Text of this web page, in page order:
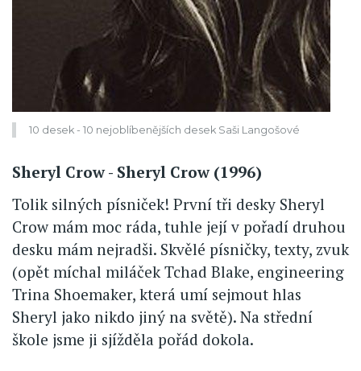
10 desek - 10 nejoblíbenějších desek Saši Langošové
Sheryl Crow - Sheryl Crow (1996)
Tolik silných písniček! První tři desky Sheryl
Crow mám moc ráda, tuhle její v pořadí druhou
desku mám nejradši. Skvělé písničky, texty, zvuk
(opět míchal miláček Tchad Blake, engineering
Trina Shoemaker, která umí sejmout hlas
Sheryl jako nikdo jiný na světě). Na střední
škole jsme ji sjížděla pořád dokola.